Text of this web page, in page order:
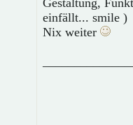
Gestaltung,
einfällt... smile )
Nix weiter